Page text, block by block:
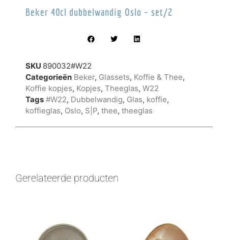
Beker 40cl dubbelwandig Oslo – set/2
SKU 890032#W22
Categorieën Beker, Glassets, Koffie & Thee,
Koffie kopjes, Kopjes, Theeglas, W22
Tags #W22, Dubbelwandig, Glas, koffie,
koffieglas, Oslo, S|P, thee, theeglas
Gerelateerde producten